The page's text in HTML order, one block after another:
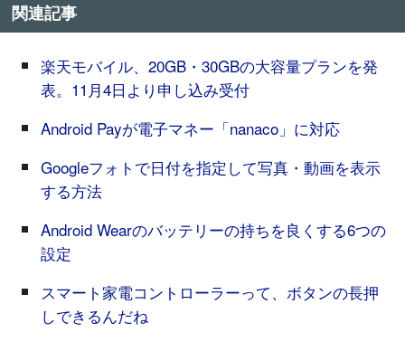
関連記事
楽天モバイル、20GB・30GBの大容量プランを発
表。11月4日より申し込み受付
Android Payが電子マネー「nanaco」に対応
Googleフォトで日付を指定して写真・動画を表示
する方法
Android Wearのバッテリーの持ちを良くする6つの
設定
スマート家電コントローラーって、ボタンの長押
しできるんだね